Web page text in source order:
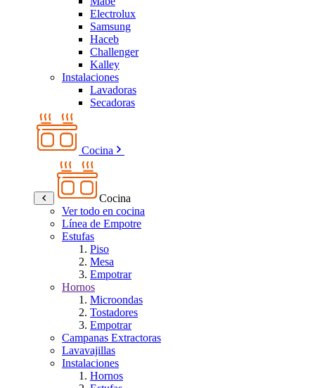
Electrolux
Samsung
Haceb
Challenger
Kalley
Instalaciones
Lavadoras
Secadoras
Cocina
Cocina
Ver todo en cocina
Línea de Empotre
Estufas
Piso
Mesa
Empotrar
Hornos
Microondas
Tostadores
Empotrar
Campanas Extractoras
Lavavajillas
Instalaciones
Hornos